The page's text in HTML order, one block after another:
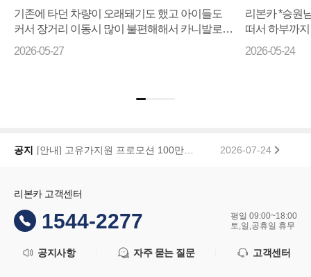
기존에 타던 차량이 오래돼기도 했고 아이들도
커서 장거리 이동시 많이 불편해해서 카니발로
바꾸자 마음먹고 ㅋㅇㅋ 나 ㅇㅋ 꾸준히 매물검
2026-05-27
리본카 *승원
떠서 하부까
리상태까지
2026-05-24
공지 2026-01-22
리본카 고객센터
1544-2277
평일 09:00~18:00
토,일,공휴일 휴무
공지사항 자주 묻는 질문 고객센터